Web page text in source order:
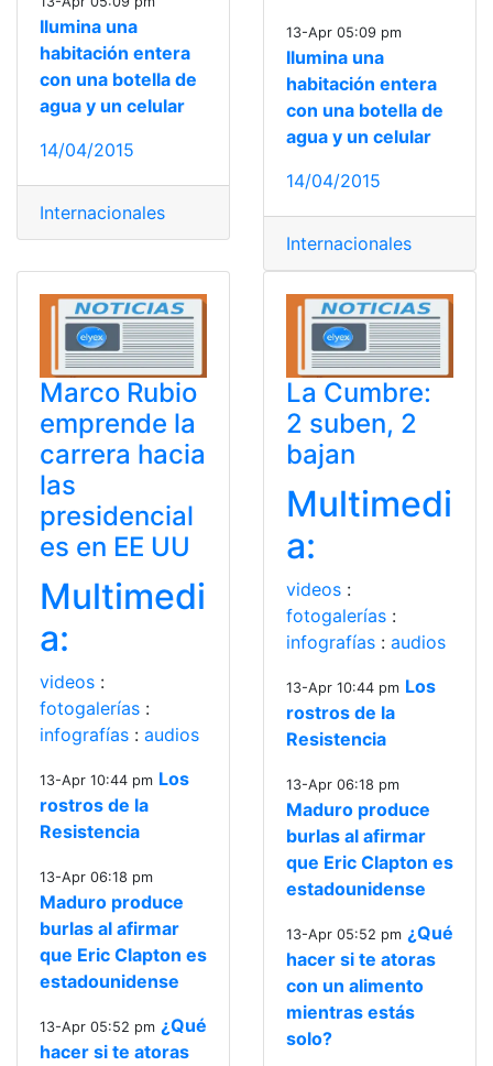
Ilumina una
habitación entera
con una botella de
agua y un celular
14/04/2015
Internacionales
13-Apr 05:09 pm
Ilumina una
habitación entera
con una botella de
agua y un celular
14/04/2015
Internacionales
Marco Rubio
emprende la
carrera hacia
las
presidencial
es en EE UU
Multimedi
a:
videos :
fotogalerías :
infografías : audios
13-Apr 10:44 pm Los
rostros de la
Resistencia
13-Apr 06:18 pm
Maduro produce
burlas al afirmar
que Eric Clapton es
estadounidense
13-Apr 05:52 pm ¿Qué
hacer si te atoras
La Cumbre:
2 suben, 2
bajan
Multimedi
a:
videos :
fotogalerías :
infografías : audios
13-Apr 10:44 pm Los
rostros de la
Resistencia
13-Apr 06:18 pm
Maduro produce
burlas al afirmar
que Eric Clapton es
estadounidense
13-Apr 05:52 pm ¿Qué
hacer si te atoras
con un alimento
mientras estás
solo?